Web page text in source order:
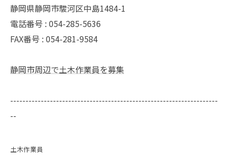
静岡県静岡市駿河区中島1484-1
電話番号 : 054-285-5636
FAX番号 : 054-281-9584
静岡市周辺で土木作業員を募集
--------------------------------------------------------------------
--
土木作業員